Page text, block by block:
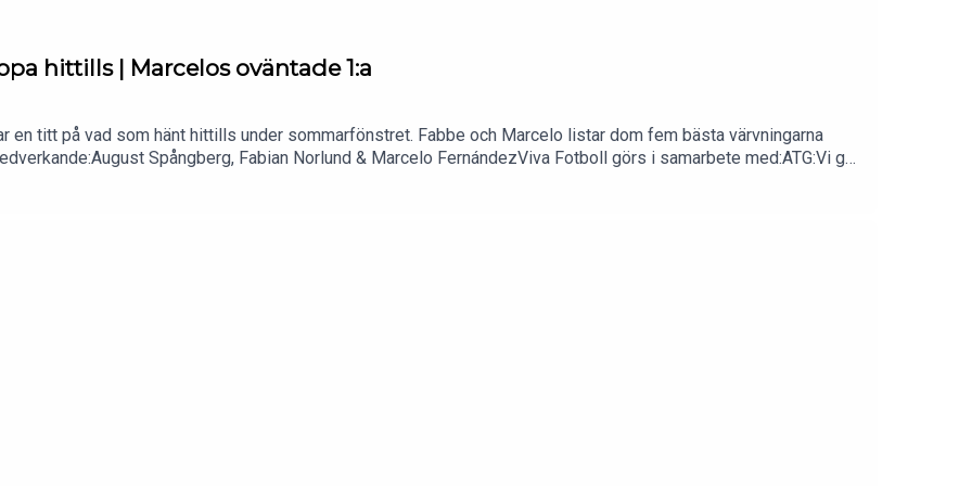
hittills | Marcelos oväntade 1:a
en titt på vad som hänt hittills under sommarfönstret. Fabbe och Marcelo listar dom fem bästa värvningarna
Spångberg, Fabian Norlund & Marcelo FernándezViva Fotboll görs i samarbete med:ATG:Vi gör
har vi tagit fram unika långtidsspel som ni hör i dessa avsnitt. Ni hittar spelen här:
odds/football/viva_fotboll_specialoddsKontakta redaktionen: linus@k26media.seVill ditt företag
@vivafotboll